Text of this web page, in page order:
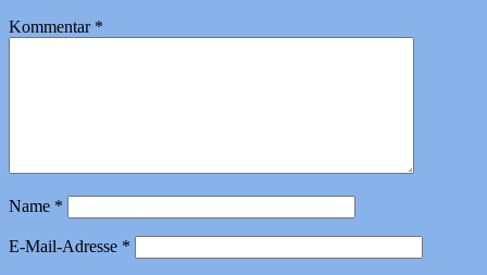
Kommentar *
Name *
E-Mail-Adresse *